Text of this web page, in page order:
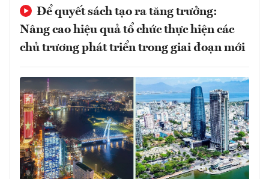
Để quyết sách tạo ra tăng trưởng:
Nâng cao hiệu quả tổ chức thực hiện các
chủ trương phát triển trong giai đoạn mới